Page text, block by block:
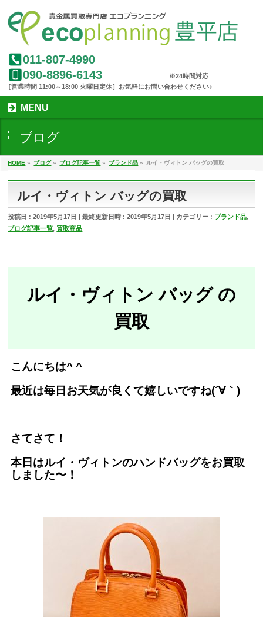
011-807-4990
090-8896-6143
MENU
ブログ
HOME » ブログ» ブログ記事一覧 » ブランド品 » ルイ・ヴィトン バッグの買取
ルイ・ヴィトン バッグの買取
投稿日 : 2019年5月17日 最終更新日時 : 2019年5月17日 カテゴリー : ブランド品,
ブログ記事一覧, 買取商品
ルイ・ヴィトン バッグ の
買取
こんにちは^ ^
最近は毎日お天気が良くて嬉しいですね(´∀｀)
さてさて！
本日はルイ・ヴィトンのハンドバッグをお買取
しました〜！